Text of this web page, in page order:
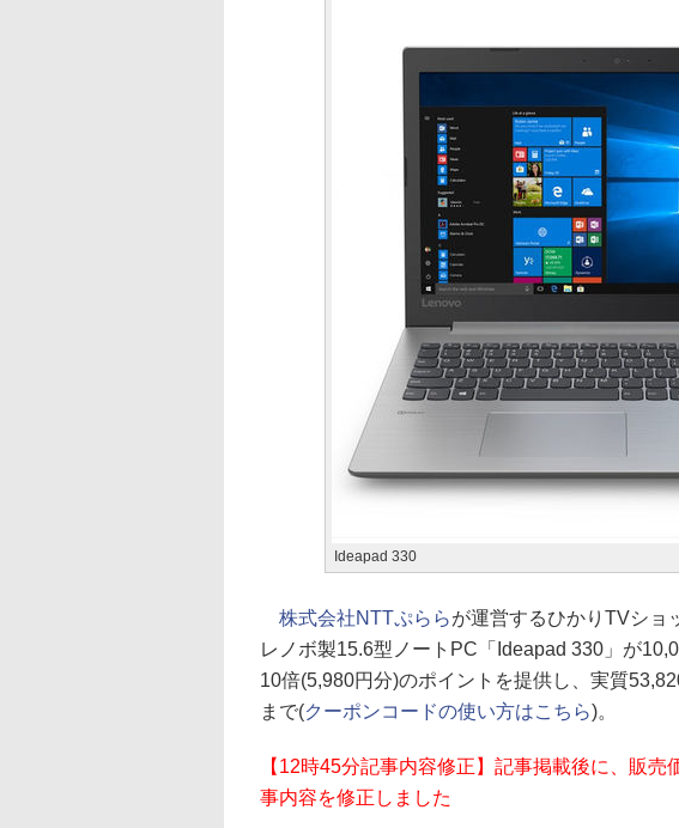
Ideapad 330
株式会社NTTぷららが運営するひかりTVショ
レノボ製15.6型ノートPC「Ideapad 330」が
10倍(5,980円分)のポイントを提供し、実質
まで(クーポンコードの使い方はこちら)。
【12時45分記事内容修正】記事掲載後に、販
事内容を修正しました